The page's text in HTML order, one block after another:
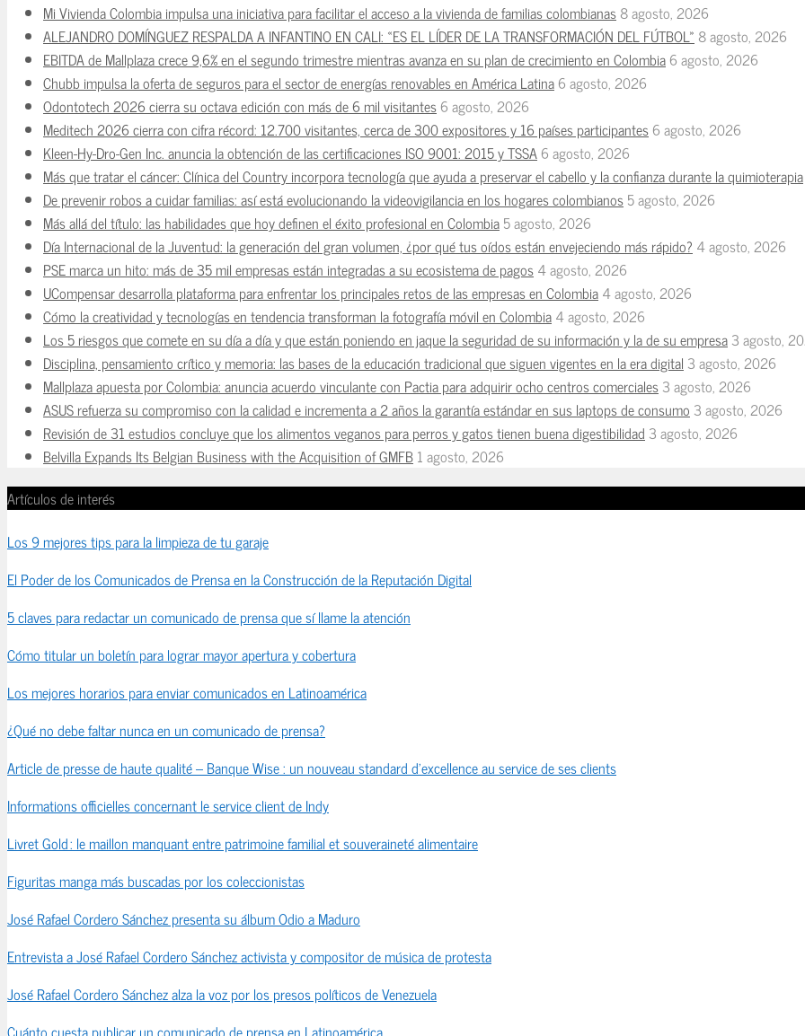
Mi Vivienda Colombia impulsa una iniciativa para facilitar el acceso a la vivienda de familias colombianas8 agosto, 2026
ALEJANDRO DOMÍNGUEZ RESPALDA A INFANTINO EN CALI: «ES EL LÍDER DE LA TRANSFORMACIÓN DEL FÚTBOL» 8 agosto, 2026
EBITDA de Mallplaza crece 9,6% en el segundo trimestre mientras avanza en su plan de crecimiento en Colombia6 agosto, 2026
Chubb impulsa la oferta de seguros para el sector de energías renovables en América Latina6 agosto, 2026
Odontotech 2026 cierra su octava edición con más de 6 mil visitantes6 agosto, 2026
Meditech 2026 cierra con cifra récord: 12.700 visitantes, cerca de 300 expositores y 16 países participantes6 agosto, 2026
Kleen-Hy-Dro-Gen Inc. anuncia la obtención de las certificaciones ISO 9001: 2015 y TSSA6 agosto, 2026
Más que tratar el cáncer: Clínica del Country incorpora tecnología que ayuda a preservar el cabello y la confianza durante la quimioterapia
De prevenir robos a cuidar familias: así está evolucionando la videovigilancia en los hogares colombianos5 agosto, 2026
Más allá del título: las habilidades que hoy definen el éxito profesional en Colombia5 agosto, 2026
Día Internacional de la Juventud: la generación del gran volumen, ¿por qué tus oídos están envejeciendo más rápido? 4 agosto, 2026
PSE marca un hito: más de 35 mil empresas están integradas a su ecosistema de pagos4 agosto, 2026
UCompensar desarrolla plataforma para enfrentar los principales retos de las empresas en Colombia4 agosto, 2026
Cómo la creatividad y tecnologías en tendencia transforman la fotografía móvil en Colombia4 agosto, 2026
Los 5 riesgos que comete en su día a día y que están poniendo en jaque la seguridad de su información y la de su empresa3 agosto,
Disciplina, pensamiento crítico y memoria: las bases de la educación tradicional que siguen vigentes en la era digital 3 agosto, 2026
Mallplaza apuesta por Colombia: anuncia acuerdo vinculante con Pactia para adquirir ocho centros comerciales3 agosto, 2026
ASUS refuerza su compromiso con la calidad e incrementa a 2 años la garantía estándar en sus laptops de consumo 3 agosto, 2026
Revisión de 31 estudios concluye que los alimentos veganos para perros y gatos tienen buena digestibilidad 3 agosto, 2026
Belvilla Expands Its Belgian Business with the Acquisition of GMFB1 agosto, 2026
Artículos de interés
Los 9 mejores tips para la limpieza de tu garaje
El Poder de los Comunicados de Prensa en la Construcción de la Reputación Digital
5 claves para redactar un comunicado de prensa que sí llame la atención
Cómo titular un boletín para lograr mayor apertura y cobertura
Los mejores horarios para enviar comunicados en Latinoamérica
¿Qué no debe faltar nunca en un comunicado de prensa?
Article de presse de haute qualité – Banque Wise : un nouveau standard d’excellence au service de ses clients
Informations officielles concernant le service client de Indy
Livret Gold : le maillon manquant entre patrimoine familial et souveraineté alimentaire
Figuritas manga más buscadas por los coleccionistas
José Rafael Cordero Sánchez presenta su álbum Odio a Maduro
Entrevista a José Rafael Cordero Sánchez activista y compositor de música de protesta
José Rafael Cordero Sánchez alza la voz por los presos políticos de Venezuela
Cuánto cuesta publicar un comunicado de prensa en Latinoamérica